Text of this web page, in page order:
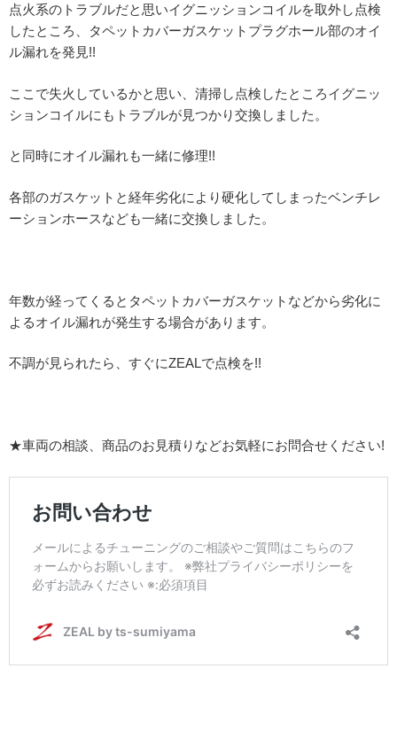
点火系のトラブルだと思いイグニッションコイルを取外し点検
したところ、タペットカバーガスケットプラグホール部のオイ
ル漏れを発見!!
ここで失火しているかと思い、清掃し点検したところイグニッ
ションコイルにもトラブルが見つかり交換しました。
と同時にオイル漏れも一緒に修理!!
各部のガスケットと経年劣化により硬化してしまったベンチレ
ーションホースなども一緒に交換しました。
年数が経ってくるとタペットカバーガスケットなどから劣化に
よるオイル漏れが発生する場合があります。
不調が見られたら、すぐにZEALで点検を!!
★車両の相談、商品のお見積りなどお気軽にお問合せください!